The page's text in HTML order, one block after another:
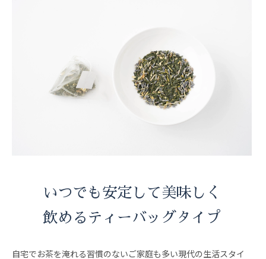
いつでも安定して美味しく
飲めるティーバッグタイプ
自宅でお茶を淹れる習慣のないご家庭も多い現代の生活スタイ